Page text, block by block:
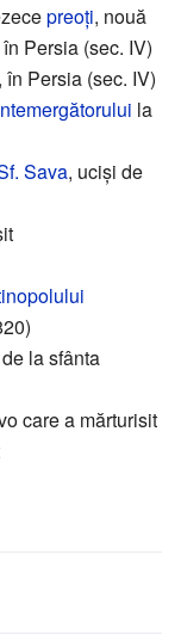
preoți, nouă
Persia (sec. IV)
Persia (sec. IV)
la
Sava, uciși de
la sfânta
care a mărturisit